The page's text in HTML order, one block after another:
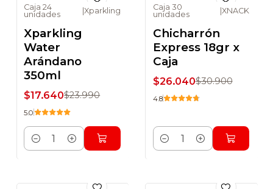
-26% DSCTO
Caja 24
unidades
Xparkling
Xparkling
Water
Arándano
350ml
$17.640$23.990
5.0
Cantidad
-16% DSCTO
Caja 30
unidades
XNACK
Chicharrón
Express 18gr x
Caja
$26.040$30.900
4.8
Cantidad